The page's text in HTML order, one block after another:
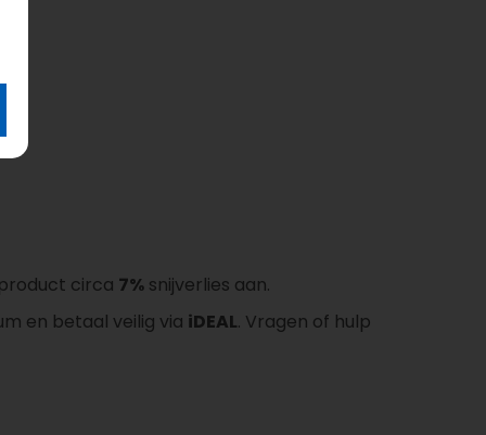
circa 7% snijverlies aan.
en betaal veilig via iDEAL. Vragen of hulp